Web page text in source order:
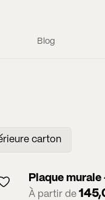
Blog
carton
Plaque
À partir de